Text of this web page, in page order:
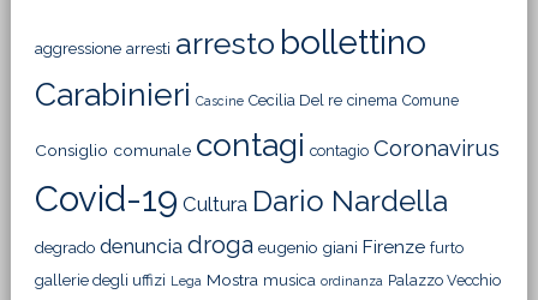
aggressione arresti arresto bollettino
Carabinieri Cascine Cecilia Del re cinema Comune
Consiglio comunale contagi contagio Coronavirus
Covid-19 Cultura Dario Nardella
degrado denuncia droga eugenio giani Firenze furto
gallerie degli uffizi Lega Mostra musica ordinanza Palazzo Vecchio